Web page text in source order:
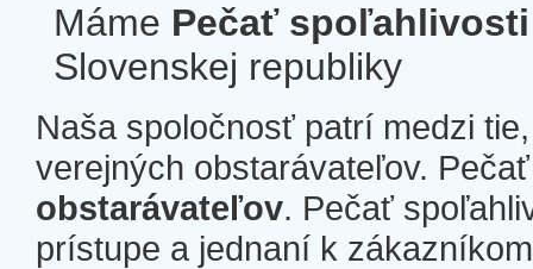
Máme Pečať spoľahlivosti
Slovenskej republiky
Naša spoločnosť patrí medzi
verejných obstarávateľov.
obstarávateľov. Pečať
prístupe a jednaní k